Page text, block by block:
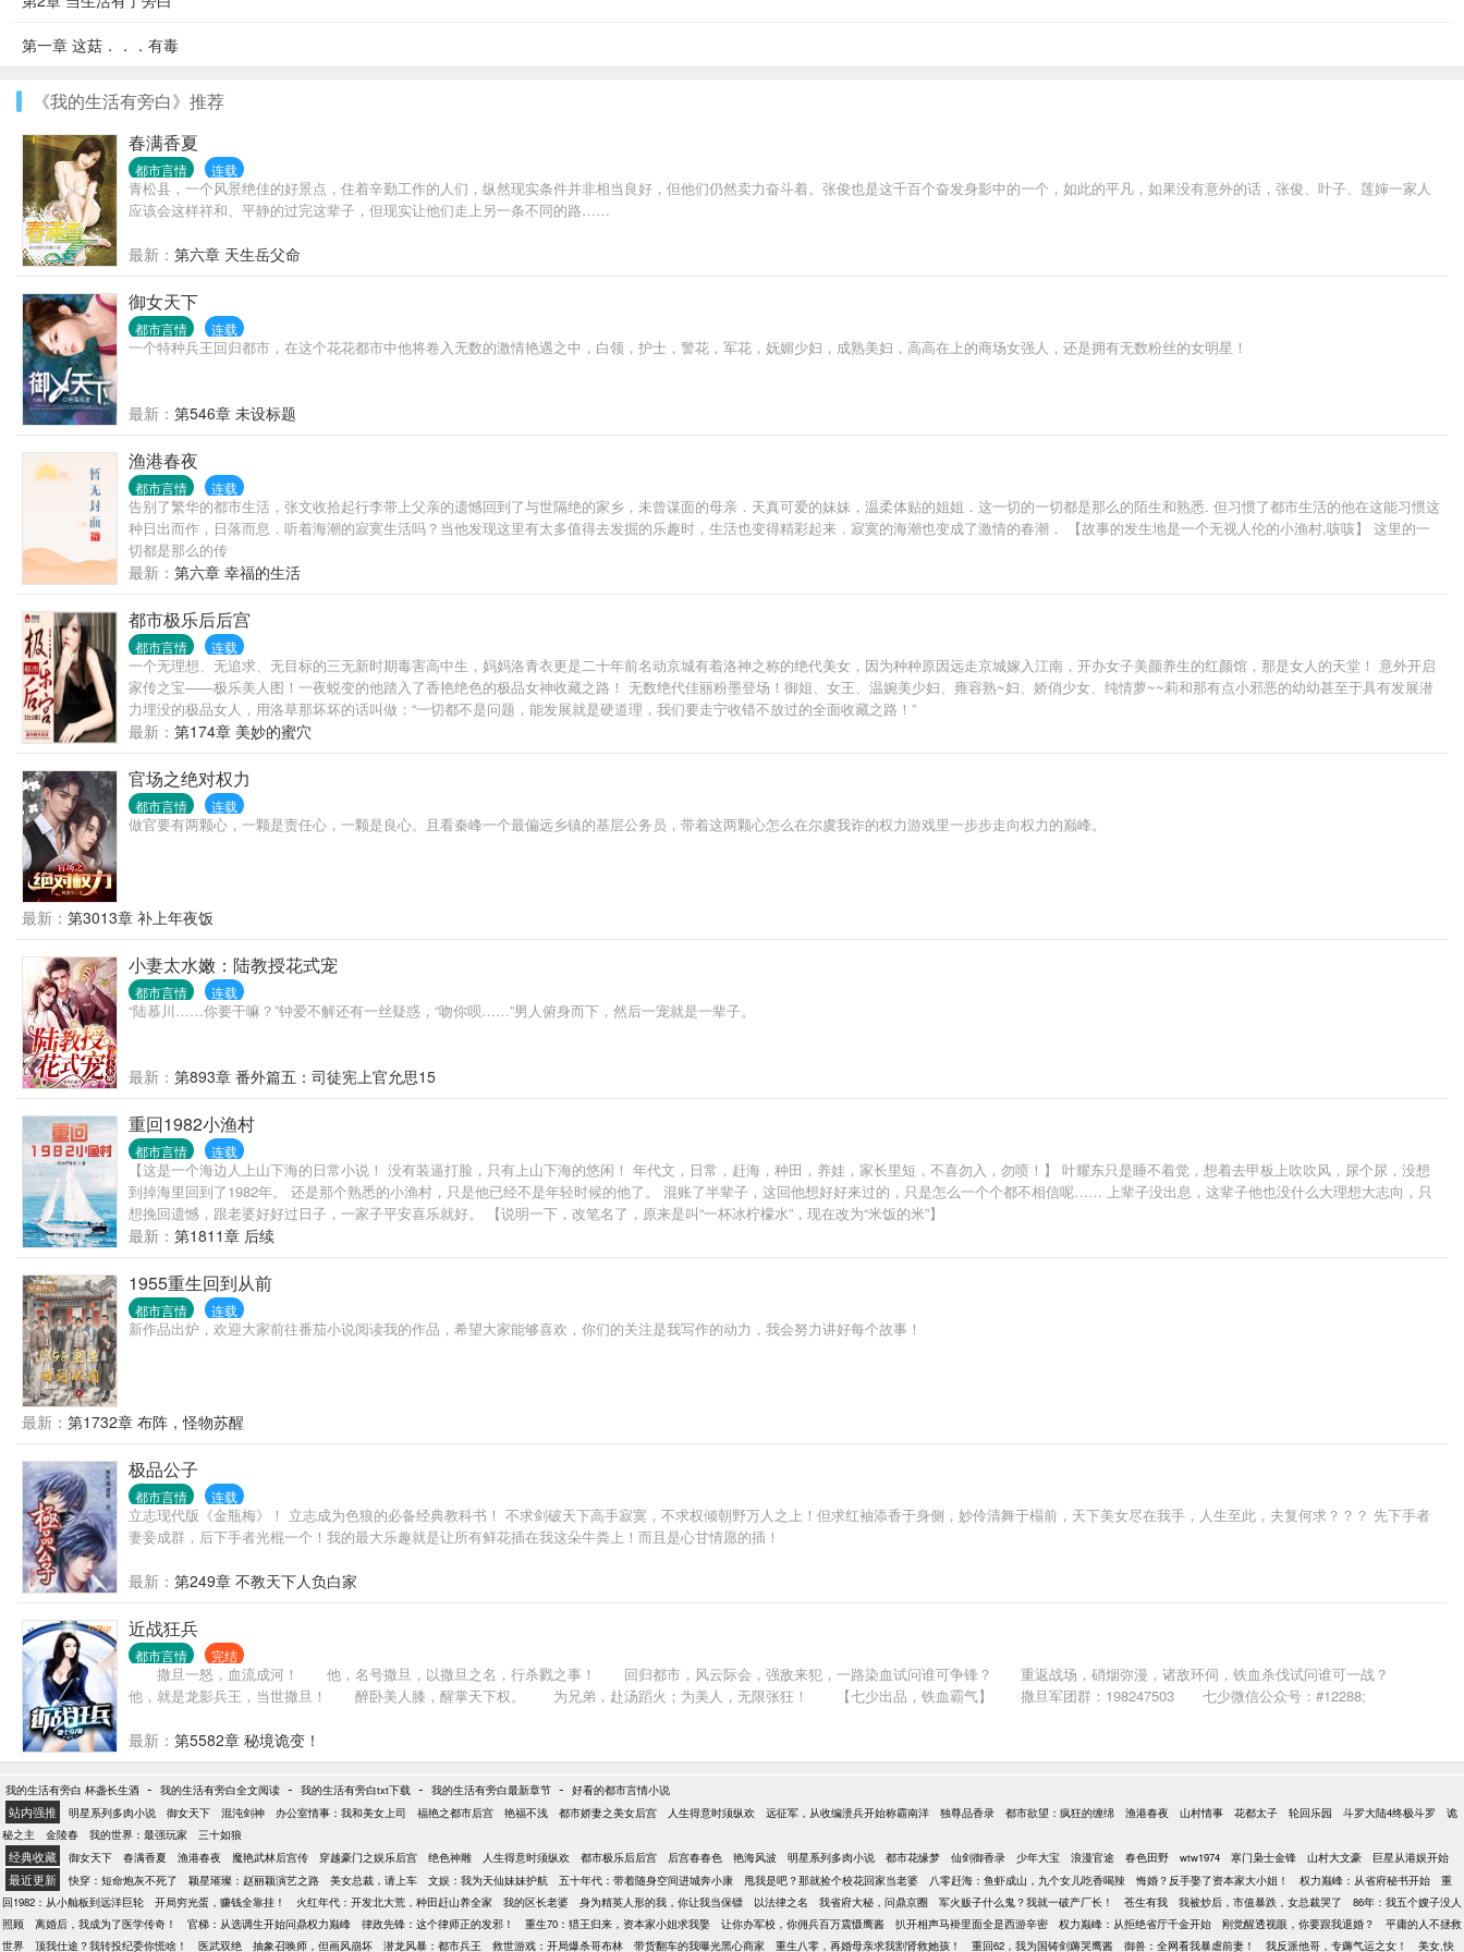
第一章 这菇．．．有毒
《我的生活有旁白》推荐
春满香夏
都市言情 连载
青松县，一个风景绝佳的好景点，住着辛勤工作的人们，纵然现实条件并非相当良好，但他们仍然卖力奋斗着。张俊也是这千百个奋发身影中的一个，如此的平凡，如果没有意外的话，张俊、叶子、莲婶一家人
应该会这样祥和、平静的过完这辈子，但现实让他们走上另一条不同的路……
最新： 第六章 天生岳父命
御女天下
都市言情 连载
一个特种兵王回归都市，在这个花花都市中他将卷入无数的激情艳遇之中，白领，护士，警花，军花，妩媚少妇，成熟美妇，高高在上的商场女强人，还是拥有无数粉丝的女明星！
最新： 第546章 未设标题
渔港春夜
都市言情 连载
告别了繁华的都市生活，张文收拾起行李带上父亲的遗憾回到了与世隔绝的家乡，未曾谋面的母亲．天真可爱的妹妹，温柔体贴的姐姐．这一切的一切都是那么的陌生和熟悉. 但习惯了都市生活的他在这能习惯这
种日出而作，日落而息．听着海潮的寂寞生活吗？当他发现这里有太多值得去发掘的乐趣时，生活也变得精彩起来．寂寞的海潮也变成了激情的春潮． 【故事的发生地是一个无视人伦的小渔村,咳咳】 这里的一
切都是那么的传
最新： 第六章 幸福的生活
都市极乐后后宫
都市言情 连载
一个无理想、无追求、无目标的三无新时期毒害高中生，妈妈洛青衣更是二十年前名动京城有着洛神之称的绝代美女，因为种种原因远走京城嫁入江南，开办女子美颜养生的红颜馆，那是女人的天堂！ 意外开启
家传之宝——极乐美人图！一夜蜕变的他踏入了香艳绝色的极品女神收藏之路！ 无数绝代佳丽粉墨登场！御姐、女王、温婉美少妇、雍容熟~妇、娇俏少女、纯情萝~~莉和那有点小邪恶的幼幼甚至于具有发展潜
力埋没的极品女人，用洛草那坏坏的话叫做：“一切都不是问题，能发展就是硬道理，我们要走宁收错不放过的全面收藏之路！”
最新： 第174章 美妙的蜜穴
官场之绝对权力
都市言情 连载
做官要有两颗心，一颗是责任心，一颗是良心。且看秦峰一个最偏远乡镇的基层公务员，带着这两颗心怎么在尔虞我诈的权力游戏里一步步走向权力的巅峰。
最新： 第3013章 补上年夜饭
小妻太水嫩：陆教授花式宠
都市言情 连载
“陆慕川……你要干嘛？”钟爱不解还有一丝疑惑，“吻你呗……”男人俯身而下，然后一宠就是一辈子。
最新： 第893章 番外篇五：司徒宪上官允思15
重回1982小渔村
都市言情 连载
【这是一个海边人上山下海的日常小说！ 没有装逼打脸，只有上山下海的悠闲！ 年代文，日常，赶海，种田，养娃，家长里短，不喜勿入，勿喷！】 叶耀东只是睡不着觉，想着去甲板上吹吹风，尿个尿，没想
到掉海里回到了1982年。 还是那个熟悉的小渔村，只是他已经不是年轻时候的他了。 混账了半辈子，这回他想好好来过的，只是怎么一个个都不相信呢…… 上辈子没出息，这辈子他也没什么大理想大志向，只
想挽回遗憾，跟老婆好好过日子，一家子平安喜乐就好。 【说明一下，改笔名了，原来是叫“一杯冰柠檬水”，现在改为“米饭的米”】
最新： 第1811章 后续
1955重生回到从前
都市言情 连载
新作品出炉，欢迎大家前往番茄小说阅读我的作品，希望大家能够喜欢，你们的关注是我写作的动力，我会努力讲好每个故事！
最新： 第1732章 布阵，怪物苏醒
极品公子
都市言情 连载
立志现代版《金瓶梅》！ 立志成为色狼的必备经典教科书！ 不求剑破天下高手寂寞，不求权倾朝野万人之上！但求红袖添香于身侧，妙伶清舞于榻前，天下美女尽在我手，人生至此，夫复何求？？？ 先下手者
妻妾成群，后下手者光棍一个！我的最大乐趣就是让所有鲜花插在我这朵牛粪上！而且是心甘情愿的插！
最新： 第249章 不教天下人负白家
近战狂兵
都市言情 完结
撒旦一怒，血流成河！ 他，名号撒旦，以撒旦之名，行杀戮之事！ 回归都市，风云际会，强敌来犯，一路染血试问谁可争锋？ 重返战场，硝烟弥漫，诸敌环伺，铁血杀伐试问谁可一战？
他，就是龙影兵王，当世撒旦！ 醉卧美人膝，醒掌天下权。 为兄弟，赴汤蹈火；为美人，无限张狂！ 【七少出品，铁血霸气】 撒旦军团群：198247503 七少微信公众号：#12288;
最新： 第5582章 秘境诡变！
我的生活有旁白 杯盏长生酒 - 我的生活有旁白全文阅读 - 我的生活有旁白txt下载 - 我的生活有旁白最新章节 - 好看的都市言情小说
站内强推 明星系列多肉小说 御女天下 混沌剑神 办公室情事：我和美女上司 福艳之都市后宫 艳福不浅 都市娇妻之美女后宫 人生得意时须纵欢 远征军，从收编溃兵开始称霸南洋 独尊品香录 都市欲望：疯狂的缠绵 渔港春夜 山村情事 花都太子 轮回乐园 斗罗大陆4终极斗罗
诡
秘之主
金陵春 我的世界：最强玩家 三十如狼
经典收藏 御女天下 春满香夏 渔港春夜 魔艳武林后宫传 穿越豪门之娱乐后宫 绝色神雕 人生得意时须纵欢 都市极乐后后宫 后宫春春色 艳海风波 明星系列多肉小说 都市花缘梦 仙剑御香录 少年大宝 浪漫官途 春色田野 wtw1974 寒门枭士金锋 山村大文豪 巨星从港娱开始
最近更新 快穿：短命炮灰不死了 颖星璀璨：赵丽颖演艺之路 美女总裁，请上车 文娱：我为天仙妹妹护航 五十年代：带着随身空间进城奔小康 甩我是吧？那就捡个校花回家当老婆 八零赶海：鱼虾成山，九个女儿吃香喝辣 悔婚？反手娶了资本家大小姐！ 权力巅峰：从省府秘书开始
重
回1982：从小舢板到远洋巨轮
开局穷光蛋，赚钱全靠挂！ 火红年代：开发北大荒，种田赶山养全家 我的区长老婆 身为精英人形的我，你让我当保镖 以法律之名 我省府大秘，问鼎京圈 军火贩子什么鬼？我就一破产厂长！ 苍生有我 我被炒后，市值暴跌，女总裁哭了
86年：我五个嫂子没人
照顾
离婚后，我成为了医学传奇！ 官梯：从选调生开始问鼎权力巅峰 律政先锋：这个律师正的发邪！ 重生70：猎王归来，资本家小姐求我娶 让你办军校，你佣兵百万震慑鹰酱 扒开相声马褂里面全是西游辛密 权力巅峰：从拒绝省厅千金开始 刚觉醒透视眼，你要跟我退婚？
平庸的人不拯救
世界
顶我仕途？我转投纪委你慌啥！ 医武双绝 抽象召唤师，但画风崩坏 潜龙风暴：都市兵王 救世游戏：开局爆杀哥布林 带货翻车的我曝光黑心商家 重生八零，再婚母亲求我割肾救她孩！ 重回62，我为国铸剑薅哭鹰酱 御兽：全网看我暴虐前妻！ 我反派他哥，专薅气运之女！ 美女,快